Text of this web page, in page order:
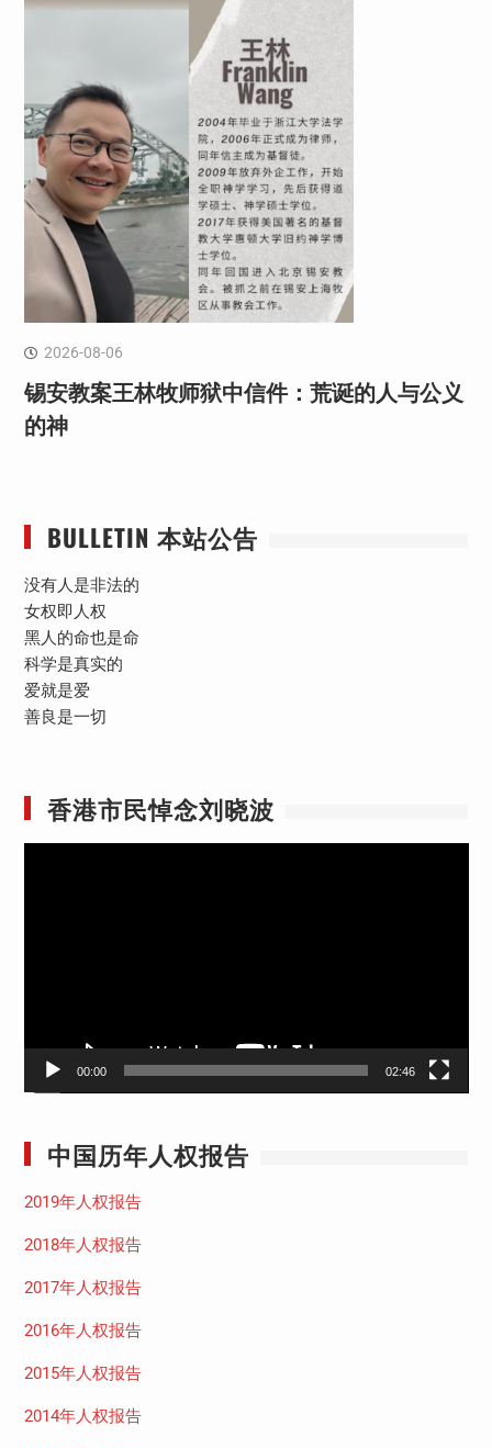
2026-08-06
锡安教案王林牧师狱中信件：荒诞的人与公义
的神
BULLETIN 本站公告
没有人是非法的
女权即人权
黑人的命也是命
科学是真实的
爱就是爱
善良是一切
香港市民悼念刘晓波
00:00 02:46
中国历年人权报告
2019年人权报告
2018年人权报告
2017年人权报告
2016年人权报告
2015年人权报告
2014年人权报告